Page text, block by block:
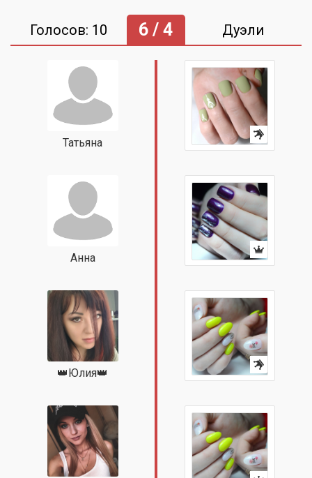
Голосов: 10 6 / 4 Дуэли
Татьяна
Анна
👑Юлия👑